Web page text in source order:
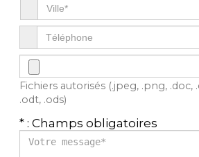
Fichiers autorisés (.jpeg, .png, .doc,
.odt, .ods)
* : Champs obligatoires